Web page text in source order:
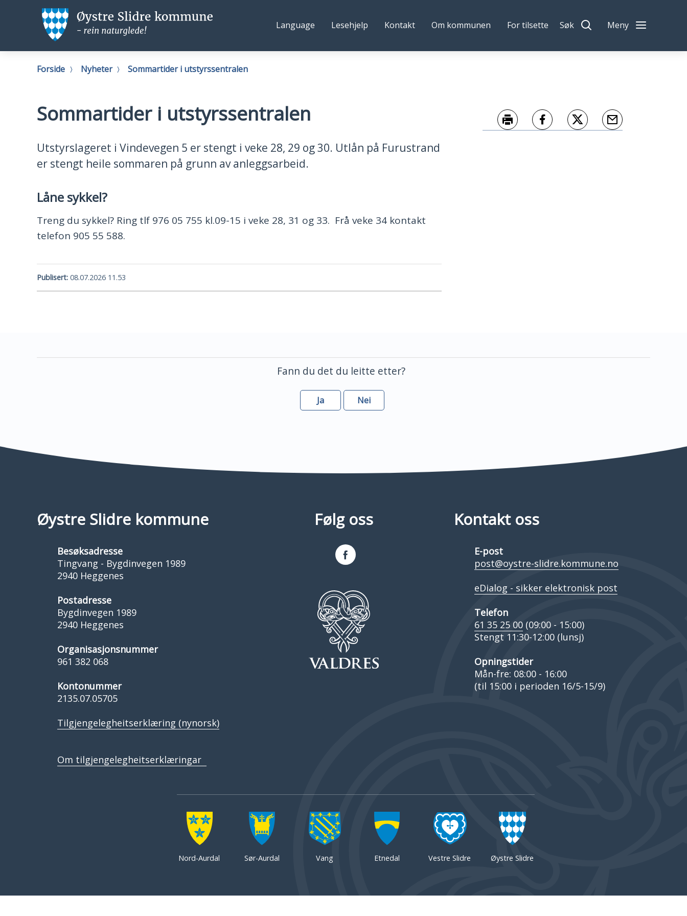
Øystre
Slidre
kommune
Øystre
kommune
Følg
Language Lesehjelp Kontakt Om kommunen For tilsette Søk Meny
Du
Forside Nyheter Sommartider i utstyrssentralen
Sommartider i utstyrssentralen
Utstyrslageret i Vindevegen 5 er stengt i veke 28, 29 og 30. Utlån på Furustrand
er stengt heile sommaren på grunn av anleggsarbeid.
Låne sykkel?
Treng du sykkel? Ring tlf 976 05 755 kl.09-15 i veke 28, 31 og 33. Frå veke 34 kontakt
telefon 905 55 588.
Publisert 08.07.2026 11.53
Fann du det du leitte etter?
Ja Nei
Øystre Slidre kommune
Besøksadresse
Tingvang - Bygdinvegen 1989
2940 Heggenes
Postadresse
Bygdinvegen 1989
2940 Heggenes
Organisasjonsnummer
961 382 068
Kontonummer
2135.07.05705
Tilgjengelegheitserklæring (nynorsk)
Om tilgjengelegheitserklæringar
Følg oss
Facebook
Kontakt oss
E-post
post@oystre-slidre.kommune.no
eDialog - sikker elektronisk post
Telefon
61 35 25 00 (09:00 - 15:00)
Stengt 11:30-12:00 (lunsj)
Opningstider
Mån-fre: 08:00 - 16:00
(til 15:00 i perioden 16/5-15/9)
Nord-Aurdal Sør-Aurdal Vang Etnedal Vestre Slidre Øystre Slidre